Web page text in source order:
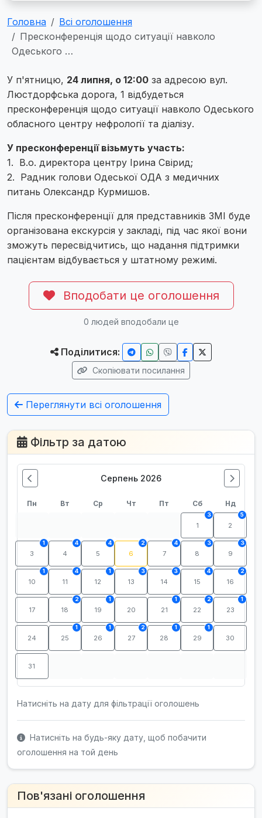
Головна
Всі оголошення
Пресконференція щодо ситуації навколо
Одеського …
У п'ятницю, 24 липня, о 12:00 за адресою вул.
Люстдорфська дорога, 1 відбудеться
пресконференція щодо ситуації навколо Одеського
обласного центру нефрології та діалізу.
У пресконференції візьмуть участь:
1. В.о. директора центру Ірина Свірид;
2. Радник голови Одеської ОДА з медичних
питань Олександр Курмишов.
Після пресконференції для представників ЗМІ буде
організована екскурсія у закладі, під час якої вони
зможуть пересвідчитись, що надання підтримки
пацієнтам відбувається у штатному режимі.
Вподобати це оголошення
0 людей вподобали це
Поділитися:
Скопіювати посилання
Переглянути всі оголошення
Фільтр за датою
Серпень 2026
Пн Вт Ср Чт Пт Сб Нд
1
3
2
5
3
1
4
4
5
4
6
2
7
4
8
3
9
3
10
1
11
4
12
1
13
3
14
3
15
4
16
2
17 18
2
19
1
20 21
1
22
2
23
1
24 25
1
26
1
27
2
28
1
29
1
30
31
Натисніть на дату для фільтрації оголошень
Натисніть на будь-яку дату, щоб побачити
оголошення на той день
Пов'язані оголошення